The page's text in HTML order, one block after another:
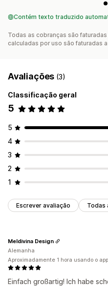
Contém texto traduzido
Todas as cobranças são
calculadas por uso são faturadas
Avaliações (3)
Classificação geral
5
5
4
3
2
1
Escrever avaliação Todas
Einfach großartig! Ich habe
Meldivina Design
Alemanha
Aproximadamente 1 hora usando o app